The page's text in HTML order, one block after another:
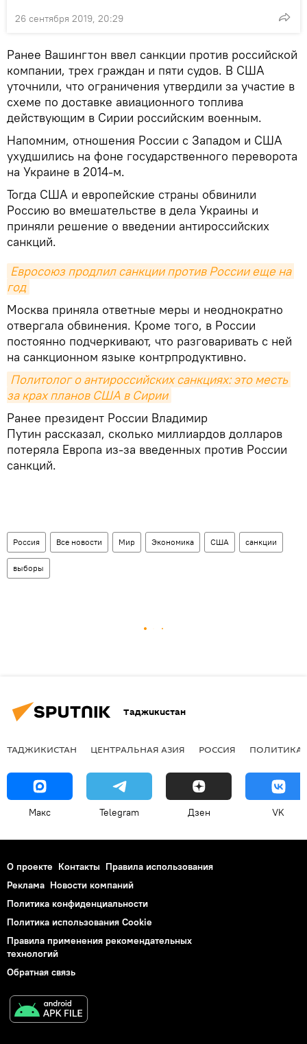
26 сентября 2019, 20:29
Ранее Вашингтон ввел санкции против российской
компании, трех граждан и пяти судов. В США
уточнили, что ограничения утвердили за участие в
схеме по доставке авиационного топлива
действующим в Сирии российским военным.
Напомним, отношения России с Западом и США
ухудшились на фоне государственного переворота
на Украине в 2014-м.
Тогда США и европейские страны обвинили
Россию во вмешательстве в дела Украины и
приняли решение о введении антироссийских
санкций.
Евросоюз продлил санкции против России еще на
год
Москва приняла ответные меры и неоднократно
отвергала обвинения. Кроме того, в России
постоянно подчеркивают, что разговаривать с ней
на санкционном языке контрпродуктивно.
Политолог о антироссийских санкциях: это месть
за крах планов США в Сирии
Ранее президент России Владимир
Путин рассказал, сколько миллиардов долларов
потеряла Европа из-за введенных против России
санкций.
Россия Все новости Мир Экономика США санкции
выборы
Таджикистан
ТАДЖИКИСТАН ЦЕНТРАЛЬНАЯ АЗИЯ РОССИЯ ПОЛИТИКА
Макс Telegram Дзен VK
О проекте Контакты Правила использования
Реклама Новости компаний
Политика конфиденциальности
Политика использования Cookie
Правила применения рекомендательных
технологий
Обратная связь